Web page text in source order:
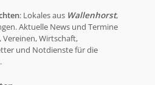
: Lokales aus Wallenhorst,
Aktuelle News und Termine
Wirtschaft,
und Notdienste für die